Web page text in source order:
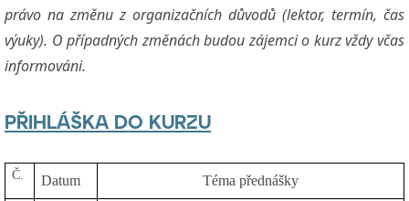
právo na změnu z organizačních důvodů (lektor, termín, čas
výuky). O případných změnách budou zájemci o kurz vždy včas
informováni.
PŘIHLÁŠKA DO KURZU
Č. Datum Téma přednášky